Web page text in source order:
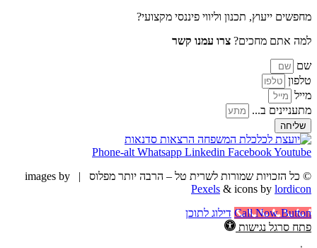
מחפשים ייעוץ, תכנון וליווי פיננסי מקצועי?
למה אתם מחכים? צרו עמנו קשר
שם
טלפון
מייל
מתעניינים ב...
שליחה
Phone-alt Whatsapp Linkedin FacebookYoutube
© כל הזכויות שמורות לשרית טל – הרבה יותר מפלוס | images by
Pexels & icons by lordicon
Call Now Button דילוג לתוכן
פתח סרגל נגישות